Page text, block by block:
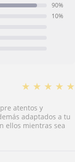
10%
90%
★ ★ ★ ★ ★
atentos y
adaptados a tu
ellos mientras sea